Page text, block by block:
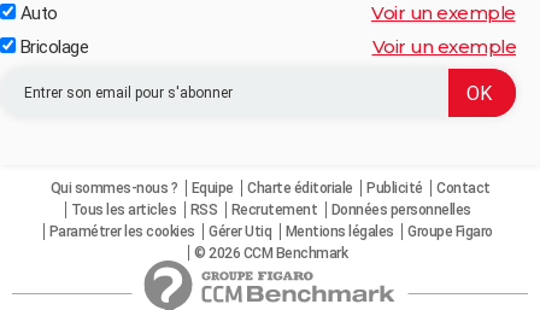
Auto Voir un exemple
Bricolage Voir un exemple
Qui sommes-nous ? Equipe Charte éditoriale Publicité
Contact
Tous les articles
RSS Recrutement
Données personnelles
Paramétrer les cookies
Gérer Utiq Mentions légales
Groupe Figaro
© 2026 CCM Benchmark